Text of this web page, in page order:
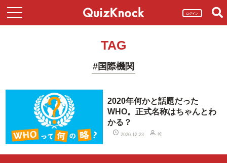
ログイン
TAG
#国際機関
2020年何かと話題だった
WHO。正式名称はちゃんとわ
かる？
2020.12.23 乾